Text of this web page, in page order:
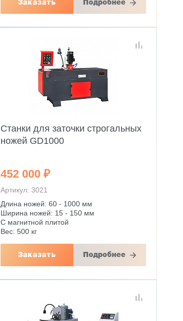
Заказать Подробнее
Станки для заточки строгальных
ножей GD1000
452 000 ₽
Артикул: 3021
Длина ножей: 60 - 1000 мм
Ширина ножей: 15 - 150 мм
С магнитной плитой
Вес: 500 кг
Заказать Подробнее